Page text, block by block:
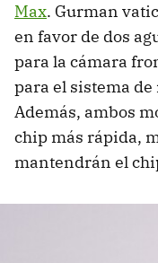
Max. Gurman
en favor de dos
para la cámara
para el sistema
Además, ambos
chip más rápida,
mantendrán el